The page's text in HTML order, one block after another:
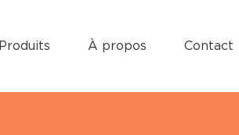
Produits À propos Contact